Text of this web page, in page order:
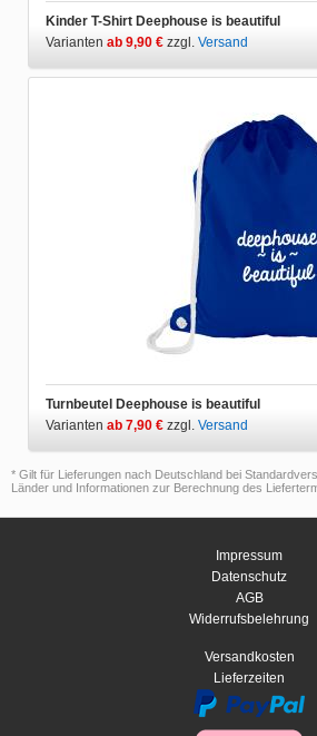
Kinder T-Shirt Deephouse is beautiful
Varianten ab 9,90 € zzgl. Versand
Turnbeutel Deephouse is beautiful
Varianten ab 7,90 € zzgl. Versand
* Gilt für Lieferungen nach Deutschland bei
Länder und Informationen zur Berechnung des
Impressum
Datenschutz
AGB
Widerrufsbelehrung
Versandkosten
Lieferzeiten